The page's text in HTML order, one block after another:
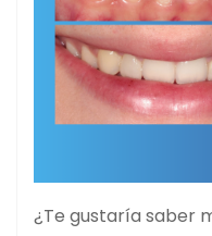
¿Te gustaría saber